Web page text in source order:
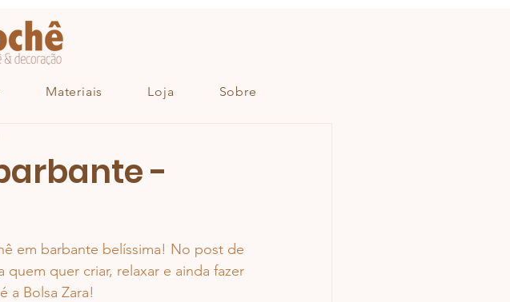
Materiais Loja Sobre
-
em barbante belíssima! No post de
quer criar, relaxar e ainda fazer
a Bolsa Zara!